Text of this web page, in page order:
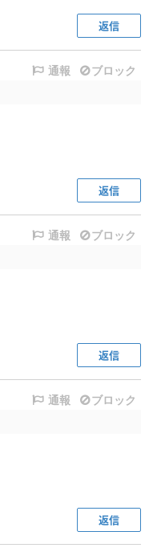
返信
通報 ブロック
返信
通報 ブロック
返信
通報 ブロック
返信